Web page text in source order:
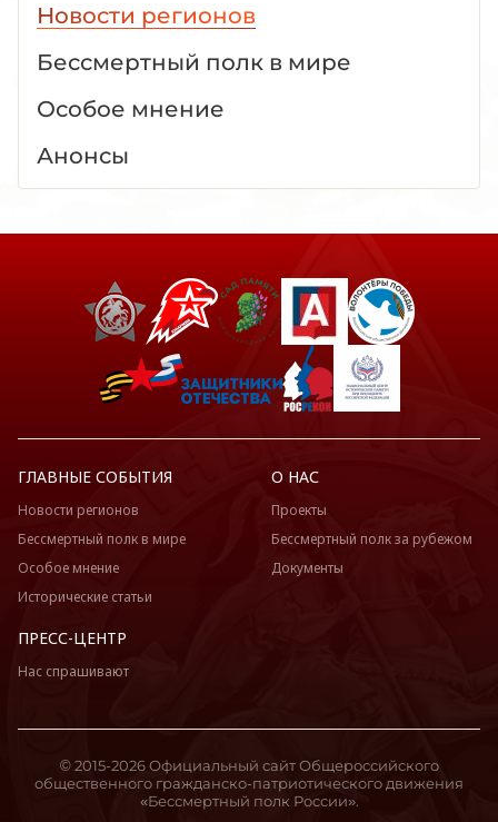
Новости регионов
Бессмертный полк в мире
Особое мнение
Анонсы
ГЛАВНЫЕ СОБЫТИЯ
Новости регионов
Бессмертный полк в мире
Особое мнение
Исторические статьи
О НАС
Проекты
Бессмертный полк за рубежом
Документы
ПРЕСС-ЦЕНТР
Нас спрашивают
© 2015-2026 Официальный сайт Общероссийского
общественного гражданско-патриотического движения
«Бессмертный полк России».